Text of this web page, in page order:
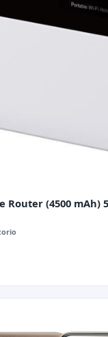
Router (4500 mAh)